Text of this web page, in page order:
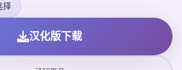
择
汉化版下载